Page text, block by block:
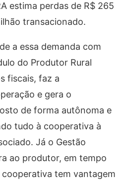
estima perdas de R$ 265
transacionado.
a essa demanda com
do Produtor Rural
fiscais, faz a
e gera o
de forma autônoma e
tudo à cooperativa à
Já o Gestão
ao produtor, em tempo
cooperativa tem vantagem